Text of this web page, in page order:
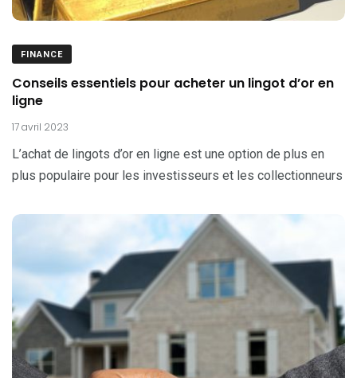
FINANCE
Conseils essentiels pour acheter un lingot d’or en
ligne
17 avril 2023
L’achat de lingots d’or en ligne est une option de plus en
plus populaire pour les investisseurs et les collectionneurs